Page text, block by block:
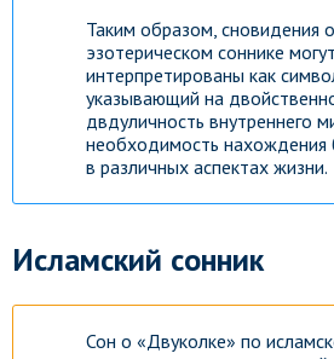
Таким образом, сновидения
эзотерическом соннике
интерпретированы как
указывающий на
двдуличность внутреннего
необходимость нахождения
в различных аспектах жизни.
Исламский сонник
Сон о «Двуколке» по